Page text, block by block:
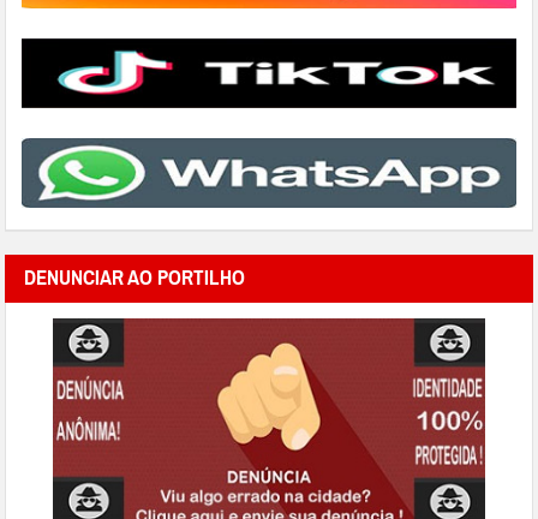
DENUNCIAR AO PORTILHO